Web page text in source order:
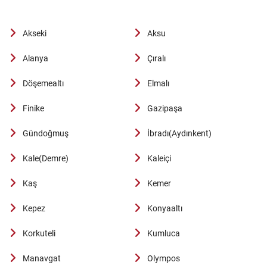
Akseki Aksu
Alanya Çıralı
Döşemealtı Elmalı
Finike Gazipaşa
Gündoğmuş İbradı(Aydınkent)
Kale(Demre) Kaleiçi
Kaş Kemer
Kepez Konyaaltı
Korkuteli Kumluca
Manavgat Olympos